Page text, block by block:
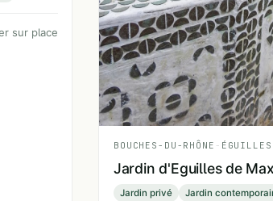
sur place
BOUCHES-DU-RHÔNE - ÉGUILLES
Jardin d'Eguilles de
Jardin privé Jardin